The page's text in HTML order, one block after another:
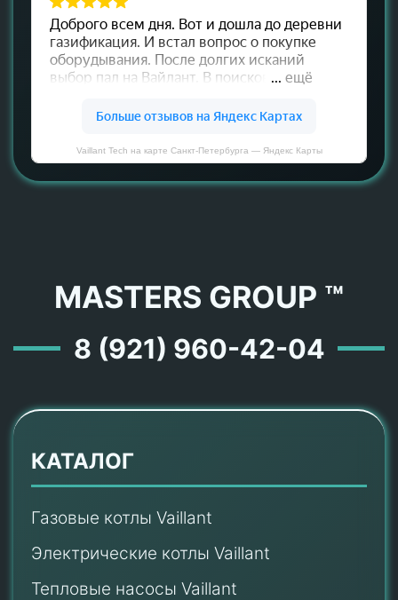
Vaillant Tech на карте Санкт‑Петербурга — Яндекс Карты
MASTERS GROUP ™
8 (921) 960-42-04
КАТАЛОГ
Газовые котлы Vaillant
Электрические котлы Vaillant
Тепловые насосы Vaillant